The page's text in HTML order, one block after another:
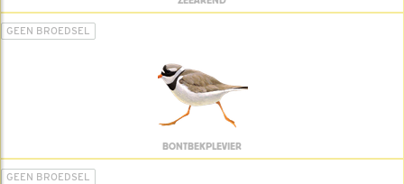
GEEN BROEDSEL
BONTBEKPLEVIER
GEEN BROEDSEL